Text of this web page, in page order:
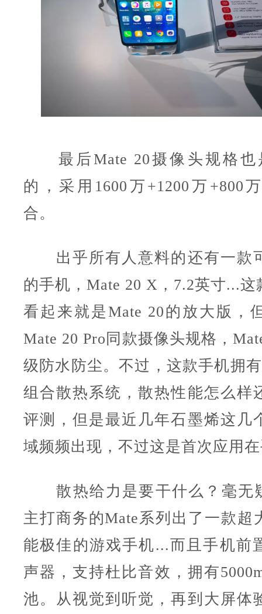
最后Mate 20摄像头规格也
的，采用1600万+1200万+800
合。
出乎所有人意料的还有一款
的手机，Mate 20 X，7.2英寸...这
看起来就是Mate 20的放大版，
Mate 20 Pro同款摄像头规格，
级防水防尘。不过，这款手机拥
组合散热系统，散热性能怎么样
评测，但是最近几年石墨烯这几
域频频出现，不过这是首次应用
散热给力是要干什么？毫无
主打商务的Mate系列出了一款超
能极佳的游戏手机...而且手机前
声器，支持杜比音效，拥有
池。从视觉到听觉，再到大屏体